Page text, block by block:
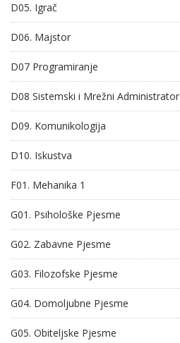
D05. Igrač
D06. Majstor
D07 Programiranje
D08 Sistemski i Mrežni Administrator
D09. Komunikologija
D10. Iskustva
F01. Mehanika 1
G01. Psihološke Pjesme
G02. Zabavne Pjesme
G03. Filozofske Pjesme
G04. Domoljubne Pjesme
G05. Obiteljske Pjesme